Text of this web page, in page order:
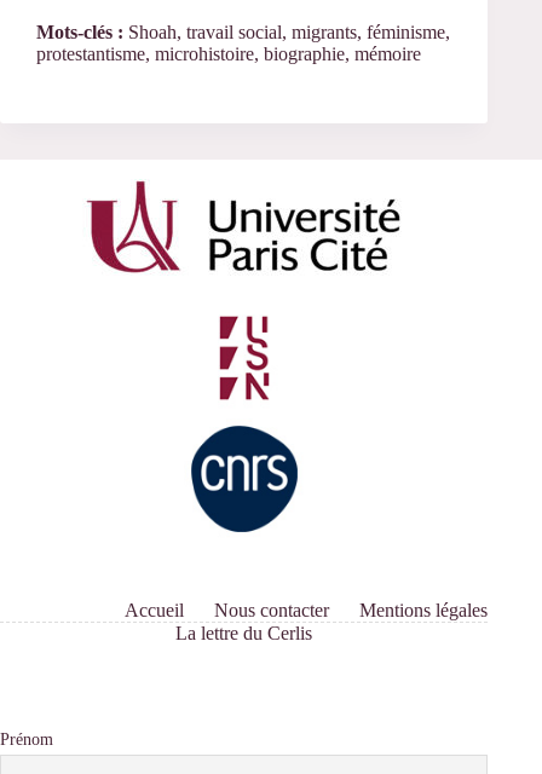
Mots-clés : Shoah, travail social, migrants, féminisme,
protestantisme, microhistoire, biographie, mémoire
Accueil Nous contacter
Mentions légales
La lettre du Cerlis
Prénom